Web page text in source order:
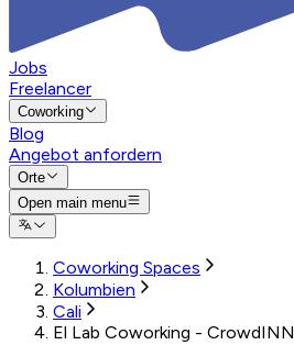
Jobs
Freelancer
Coworking
Blog
Angebot anfordern
Orte
Open main menu
Coworking Spaces
Kolumbien
Cali
El Lab Coworking - CrowdINN